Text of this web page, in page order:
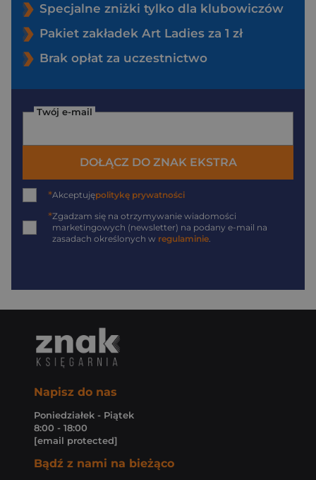
Specjalne zniżki tylko dla klubowiczów
Pakiet zakładek Art Ladies za 1 zł
Brak opłat za uczestnictwo
Twój e-mail
DOŁĄCZ DO ZNAK EKSTRA
*Akceptujępolitykę prywatności
*Zgadzam się na otrzymywanie wiadomości
marketingowych (newsletter) na podany e-mail na
zasadach określonych w regulaminie
Napisz do nas
Poniedziałek - Piątek
8:00 - 18:00
[email protected]
Bądź z nami na bieżąco